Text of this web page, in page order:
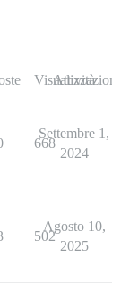
Visualizzazioni
Attività
668
Settembre 1,
2024
502
Agosto 10,
2025